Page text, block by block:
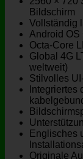
Bildschirm
Vollständig
Android OS
Octa-Core
Global 4G
weltweit)
Stilvolles
Integriertes
Englisches
Originale